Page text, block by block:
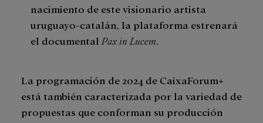
nacimiento de este visionario artista
uruguayo-catalán, la plataforma estrenará
el documental Pax in Lucem.
La programación de 2024 de CaixaForum+
está también caracterizada por la variedad de
propuestas que conforman su producción